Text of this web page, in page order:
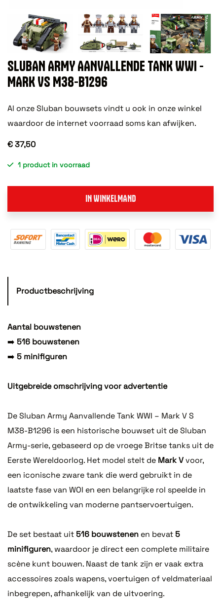
SLUBAN ARMY AANVALLENDE TANK WWI -
MARK VS M38-B1296
Al onze Sluban bouwsets vindt u ook in onze winkel
waardoor de internet voorraad soms kan afwijken.
€ 37,50
1 product in voorraad
IN WINKELMAND
Productbeschrijving
Aantal bouwstenen
➡️ 516 bouwstenen
➡️ 5 minifiguren
Uitgebreide omschrijving voor advertentie
De Sluban Army Aanvallende Tank WWI – Mark V S
M38-B1296 is een historische bouwset uit de Sluban
Army-serie, gebaseerd op de vroege Britse tanks uit de
Eerste Wereldoorlog. Het model stelt de Mark Vvoor,
een iconische zware tank die werd gebruikt in de
laatste fase van WOI en een belangrijke rol speelde in
de ontwikkeling van moderne pantservoertuigen.
De set bestaat uit516 bouwstenen en bevat5
minifiguren, waardoor je direct een complete militaire
scène kunt bouwen. Naast de tank zijn er vaak extra
accessoires zoals wapens, voertuigen of veldmateriaal
inbegrepen, afhankelijk van de uitvoering.